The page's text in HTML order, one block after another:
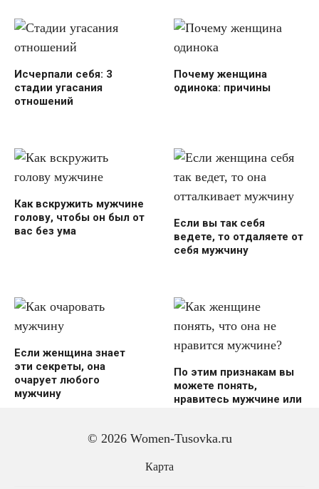
Исчерпали себя: 3
стадии угасания
отношений
Почему женщина
одинока: причины
Как вскружить мужчине
голову, чтобы он был от
вас без ума
Если вы так себя
ведете, то отдаляете от
себя мужчину
Если женщина знает
эти секреты, она
очарует любого
мужчину
По этим признакам вы
можете понять,
нравитесь мужчине или
© 2026 Women-Tusovka.ru
Карта